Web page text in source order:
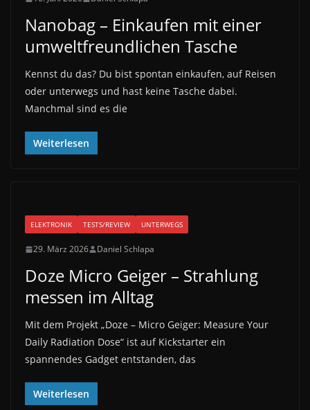
Nanobag – Einkaufen mit einer
umweltfreundlichen Tasche
Kennst du das? Du bist spontan einkaufen, auf Reisen
oder unterwegs und hast keine Tasche dabei.
Manchmal sind es die
Weiterlesen
ELEKTRONIK TESTS/REVIEW UNTERWEGS
29. März 2026 Daniel Schlapa
Doze Micro Geiger – Strahlung
messen im Alltag
Mit dem Projekt „Doze – Micro Geiger: Measure Your
Daily Radiation Dose“ ist auf Kickstarter ein
spannendes Gadget entstanden, das
Weiterlesen